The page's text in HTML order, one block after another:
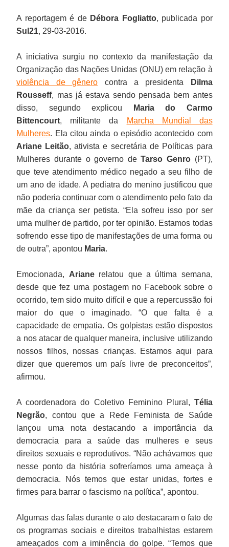
A reportagem é de Débora Fogliatto, publicada por
Sul21, 29-03-2016.
A iniciativa surgiu no contexto da manifestação da
Organização das Nações Unidas (ONU) em relação à
violência de gênero contra a presidenta
Dilma
Rousseff, mas já estava sendo pensada bem antes
disso, segundo explicou
Maria do Carmo
Bittencourt, militante da
Marcha Mundial das
Mulheres. Ela citou ainda o episódio acontecido com
Ariane Leitão, ativista e secretária de Políticas para
Mulheres durante o governo deTarso Genro (PT),
que teve atendimento médico negado a seu filho de
um ano de idade. A pediatra do menino justificou que
não poderia continuar com o atendimento pelo fato da
mãe da criança ser petista. “Ela sofreu isso por ser
uma mulher de partido, por ter opinião. Estamos todas
sofrendo esse tipo de manifestações de uma forma ou
de outra”, apontou Maria.
Emocionada, Arianerelatou que a última semana,
desde que fez uma postagem no Facebook sobre o
ocorrido, tem sido muito difícil e que a repercussão foi
maior do que o imaginado. “O que falta é a
capacidade de empatia. Os golpistas estão dispostos
a nos atacar de qualquer maneira, inclusive utilizando
nossos filhos, nossas crianças. Estamos aqui para
dizer que queremos um país livre de preconceitos”,
afirmou.
A coordenadora do Coletivo Feminino Plural, Télia
Negrão, contou que a Rede Feminista de Saúde
lançou uma nota destacando a importância da
democracia para a saúde das mulheres e seus
direitos sexuais e reprodutivos. “Não achávamos que
nesse ponto da história sofreríamos uma ameaça à
democracia. Nós temos que estar unidas, fortes e
firmes para barrar o fascismo na política”, apontou.
Algumas das falas durante o ato destacaram o fato de
os programas sociais e direitos trabalhistas estarem
ameaçados com a iminência do golpe. “Temos que